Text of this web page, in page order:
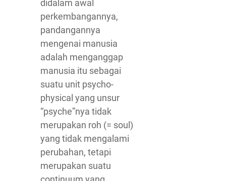
didalam awal
perkembangannya,
pandangannya
mengenai manusia
adalah menganggap
manusia itu sebagai
suatu unit psycho-
physical yang unsur
“psyche”nya tidak
merupakan roh (= soul)
yang tidak mengalami
perubahan, tetapi
merupakan suatu